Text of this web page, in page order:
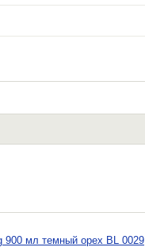
900 мл темный орех BL 0029